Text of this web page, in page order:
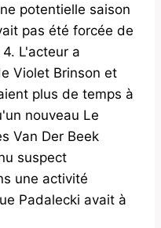
potentielle saison
pas été forcée de
L'acteur a
Violet Brinson et
plus de temps à
nouveau Le
Van Der Beek
suspect
une activité
Padalecki avait à